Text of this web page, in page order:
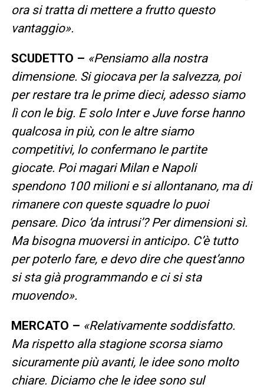
ora si tratta di mettere a frutto questo
vantaggio».
SCUDETTO – «Pensiamo alla nostra
dimensione. Si giocava per la salvezza, poi
per restare tra le prime dieci, adesso siamo
lì con le big. E solo Inter e Juve forse hanno
qualcosa in più, con le altre siamo
competitivi, lo confermano le partite
giocate. Poi magari Milan e Napoli
spendono 100 milioni e si allontanano, ma di
rimanere con queste squadre lo puoi
pensare. Dico ‘da intrusi’? Per dimensioni sì.
Ma bisogna muoversi in anticipo. C’è tutto
per poterlo fare, e devo dire che quest’anno
si sta già programmando e ci si sta
muovendo».
MERCATO – «Relativamente soddisfatto.
Ma rispetto alla stagione scorsa siamo
sicuramente più avanti, le idee sono molto
chiare. Diciamo che le idee sono sul